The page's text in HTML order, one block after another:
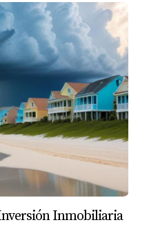
de título?
como title search
, es una
y documentos
título o el abogado de
posibles
la propiedad.
como:
de hipoteca.
Inmobiliaria